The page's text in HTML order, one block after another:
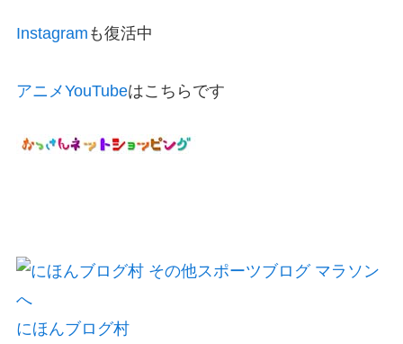
Instagram も復活中
アニメYouTubeはこちらです
にほんブログ村